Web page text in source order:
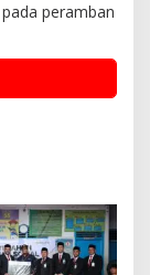
peramban